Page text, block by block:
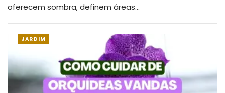
oferecem sombra, definem áreas…
JARDIM